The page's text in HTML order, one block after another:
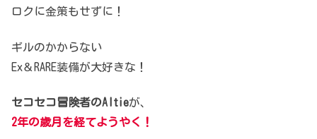
ロクに金策もせずに！
ギルのかからない
Ex＆RARE装備が大好きな！
セコセコ冒険者のAltieが、
2年の歳月を経てようやく！